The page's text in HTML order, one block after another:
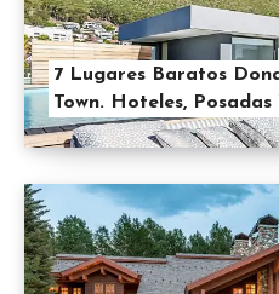
7 Lugares Baratos
Town. Hoteles,